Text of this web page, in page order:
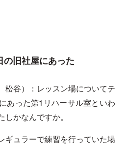
旧社屋にあった
松谷）：レッスン場についてテ
あった第1リハーサル室といわ
かなんですか。
ギュラーで練習を行っていた場